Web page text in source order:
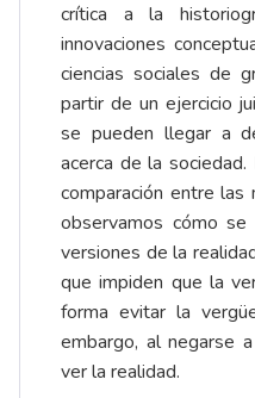
crítica a la
innovaciones
ciencias sociales de
partir de un ejercicio
se pueden llegar a
acerca de la
comparación entre las
observamos cómo
versiones de la
que impiden que la
forma evitar la
embargo, al negarse
ver la realidad.